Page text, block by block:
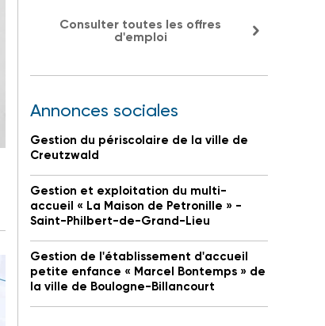
Consulter toutes les offres
d'emploi
Annonces sociales
Gestion du périscolaire de la ville de
Creutzwald
Gestion et exploitation du multi-
accueil « La Maison de Petronille » -
Saint-Philbert-de-Grand-Lieu
Gestion de l'établissement d'accueil
petite enfance « Marcel Bontemps » de
la ville de Boulogne-Billancourt